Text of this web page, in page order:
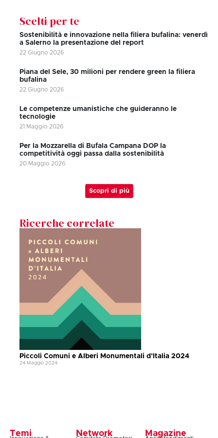
Scelti per te
Sostenibilità e innovazione nella filiera bufalina: venerdì
a Salerno la presentazione del report
22 Giugno 2026
Piana del Sele, 30 milioni per rendere green la filiera
bufalina
22 Giugno 2026
Le competenze umanistiche che guideranno le
tecnologie
21 Maggio 2026
Per la Mozzarella di Bufala Campana DOP la
competitività oggi passa dalla sostenibilità
20 Maggio 2026
Scopri di più
Ricerche correlate
Piccoli Comuni e Alberi Monumentali d’Italia 2024
24 Maggio 2024
Temi Network Magazine